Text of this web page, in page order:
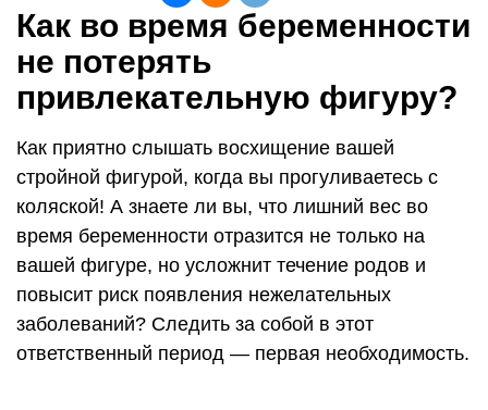
Как во время беременности
не потерять
привлекательную фигуру?
Как приятно слышать восхищение вашей
стройной фигурой, когда вы прогуливаетесь с
коляской! А знаете ли вы, что лишний вес во
время беременности отразится не только на
вашей фигуре, но усложнит течение родов и
повысит риск появления нежелательных
заболеваний? Следить за собой в этот
ответственный период — первая необходимость.